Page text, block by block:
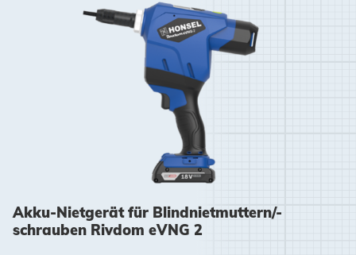
Akku-Nietgerät für Blindnietmuttern/-
schrauben Rivdom eVNG 2